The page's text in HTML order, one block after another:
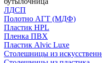
ЛДСП
Полотно АГТ (МДФ)
Пластик HPL
Пленка ПВХ
Пластик Alvic Luxe
Столешницы из